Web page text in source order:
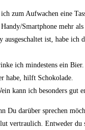
zum Aufwachen eine
Smartphone mehr
ausgeschaltet ist, habe ich
ich mindestens ein Bier.
habe, hilft Schokolade.
kann ich besonders gut
Du darüber sprechen
vertraulich. Entweder